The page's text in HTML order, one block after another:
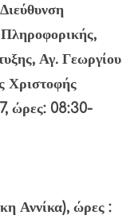
Αγ. Γεωργίου
Χριστοφής
ώρες: 08:30-
Αννίκα), ώρες :